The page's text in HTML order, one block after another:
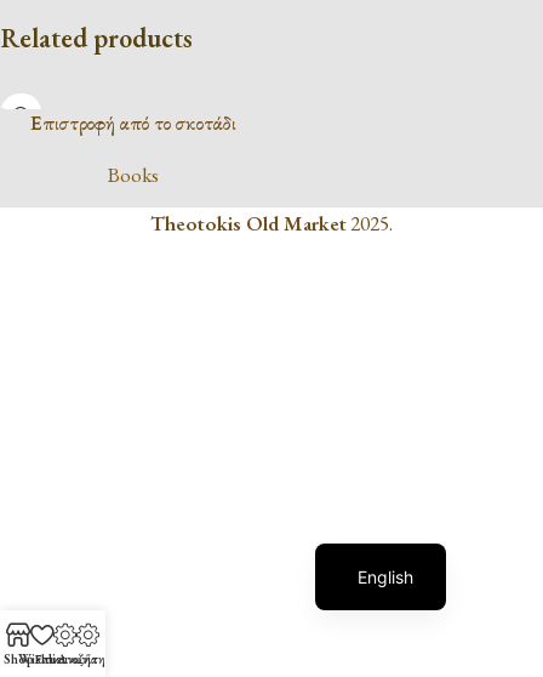
Related products
Επιστροφή από το σκοτάδι
Books
Theotokis Old Market2025.
ShopWishlist
Επικοινωνία
Αναζήτηση
English